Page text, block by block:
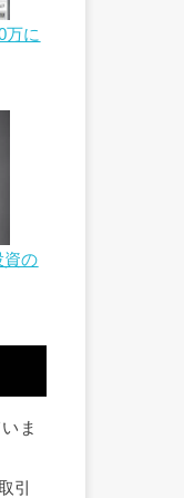
万に
資の
ま
引